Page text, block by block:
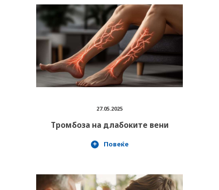
ПРЕПОРАКИ
27.05.2025
Тромбоза на длабоките вени
Повеќе